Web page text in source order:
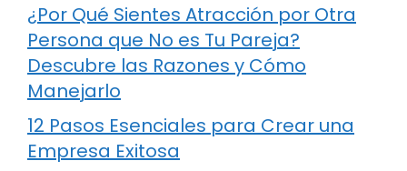
¿Por Qué Sientes Atracción por Otra
Persona que No es Tu Pareja?
Descubre las Razones y Cómo
Manejarlo
12 Pasos Esenciales para Crear una
Empresa Exitosa